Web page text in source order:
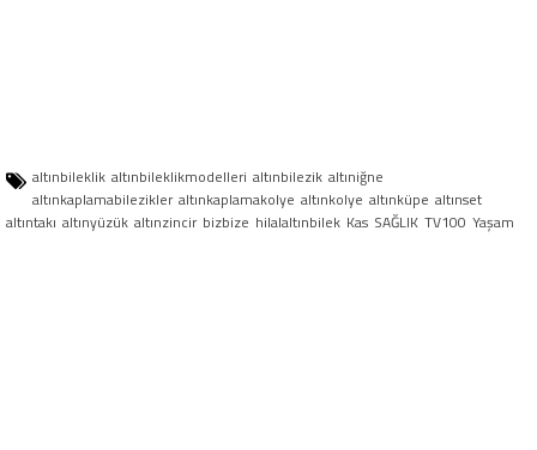
altınbileklik altınbileklikmodelleri altınbilezik altıniğne
altınkaplamabilezikler altınkaplamakolye altınkolye altınküpe altınset
altıntakı altınyüzük altınzincir bizbize hilalaltınbilek Kas SAĞLIK TV100 Yaşam